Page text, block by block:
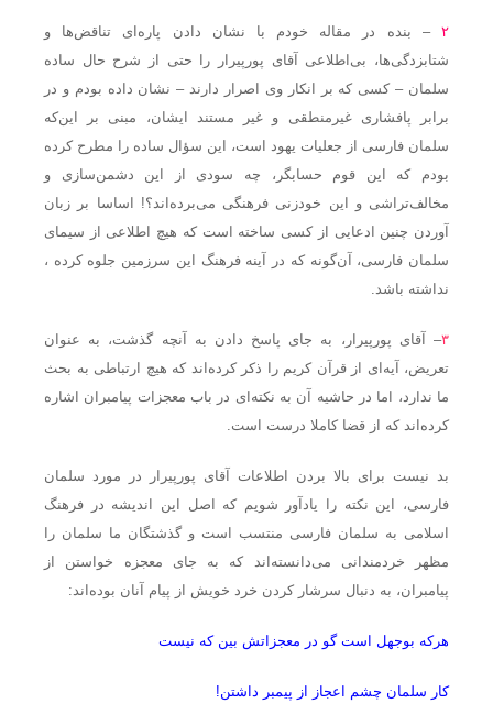
۲ – بنده در مقاله خودم با نشان دادن پاره‌ای تناقض‌ها و
شتابزدگی‌ها، بی‌اطلاعی آقای پورپیرار را حتی از شرح حال ساده
سلمان – کسی که بر انکار وی اصرار دارند – نشان داده بودم و در
برابر پافشاری غیرمنطقی و غیر مستند ایشان، مبنی بر این‌که
سلمان فارسی از جعلیات یهود است، این سؤال ساده را مطرح کرده
بودم که این قوم حسابگر، چه سودی از این دشمن‌سازی و
مخالف‌تراشی و این خودزنی فرهنگی می‌برده‌اند؟! اساسا بر زبان
آوردن چنین ادعایی از کسی ساخته است که هیچ اطلاعی از سیمای
سلمان فارسی، آن‌گونه که در آینه فرهنگ این سرزمین جلوه کرده‌ ،
نداشته باشد.
۳– آقای پورپیرار، به جای پاسخ دادن به آنچه گذشت، به عنوان
تعریض، آیه‌ای از قرآن کریم را ذکر کرده‌اند که هیچ ارتباطی به بحث
ما ندارد، اما در حاشیه آن به نکته‌ای در باب معجزات پیامبران اشاره
کرده‌اند که از قضا کاملا درست است.
بد نیست برای بالا بردن اطلاعات آقای پورپیرار در مورد سلمان
فارسی، این نکته را یادآور شویم که اصل این اندیشه در فرهنگ
اسلامی به سلمان فارسی منتسب است و گذشتگان ما سلمان را
مظهر خردمندانی می‌دانسته‌اند که به جای معجزه خواستن از
پیامبران، به دنبال سرشار کردن خرد خویش از پیام آنان بوده‌اند:
هرکه بوجهل است گو در معجزاتش بین که نیست
کار سلمان چشم اعجاز از پیمبر داشتن!